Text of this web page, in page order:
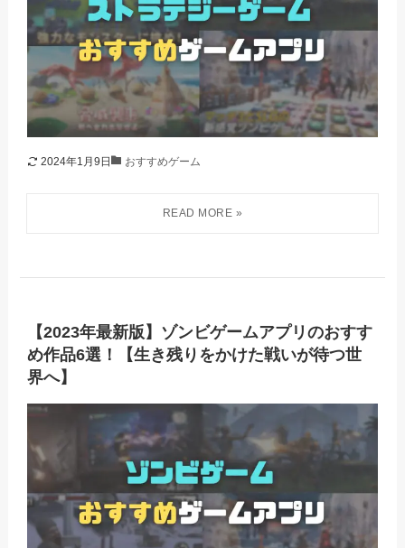
2024年1月9日 おすすめゲーム
【2023年最新版】ゾンビゲームアプリのおすす
め作品6選！【生き残りをかけた戦いが待つ世
界へ】